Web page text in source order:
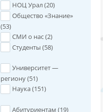
НОЦ Урал (20)
Общество «Знание»
(53)
СМИ о нас (2)
Студенты (58)
Университет —
региону (51)
Наука (151)
Абитуриентам (19)